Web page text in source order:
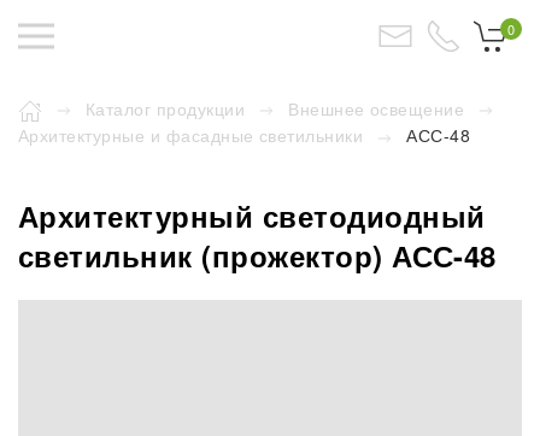
0
Каталог продукции
Внешнее освещение
Архитектурные и фасадные светильники
АСС-48
Архитектурный светодиодный
светильник (прожектор) АСС-48